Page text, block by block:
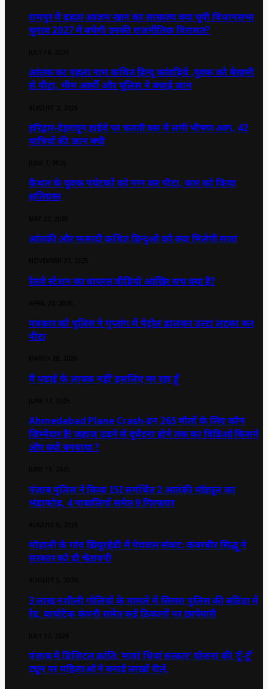
रामपुर में ढहता आजम खान का साम्राज्य क्या यूपी विधानसभा
चुनाव 2027 में बचेगी उनकी राजनीतिक विरासत?
आंतक का पहला नाम कथित हिन्दू कांवड़िये ,युवक को बेरहमी
से पीटा, भीम आर्मी और पुलिस ने बचाई जान
हरिद्वार-देहरादून हाईवे पर चलती बस में लगी भीषण आग, 42
यात्रियों की जान बची
कैथल के युवक पर्यटकों को नग्न कर पीटा, कार को किया
क्षतिग्रस्त
आंतकी और फसादी कथित हिन्दुओ को क्या मिलेगी सजा
रेलवे स्टेशन का वायरल वीडियो आखिर सच क्या है?
पत्रकार को पुलिस ने गुप्तांग में पेट्रोल डालकर उल्टा लटका कर
पीटा
मैं पढाई के लायक नहीं’ इसलिए मर रहा हूँ
Ahmedabad Plane Crash-इन 265 मौतों के लिए कौन
जिम्मेदार है! जहाज उड़ने से दुर्घटना होने तक का विडिओ किसने
और क्यों बनवाया ?
पंजाब पुलिस ने किया ISI समर्थित 2 आतंकी मॉड्यूल का
भंडाफोड़, 4 नाबालिगों समेत 9 गिरफ्तार
मोहाली के गांव झियूरहेड़ी में पेयजल संकट: कंवरबीर सिद्धू ने
सरकार को दी चेतावनी
3 लाख नशीली गोलियों के मामले में सिरसा पुलिस की बठिंडा में
रेड, बायोटेक कंपनी समेत कई ठिकानों पर छापेमारी
पंजाब में डिजिटल क्रांति: ‘मावां धियां सत्कार’ योजना की ‘टूँ-टूँ’
ट्यून पर महिलाओं ने बनाईं लाखों रीलें,